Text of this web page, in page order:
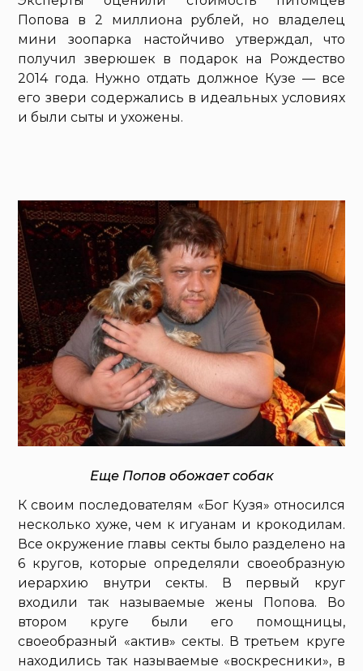
Попова в 2 миллиона рублей, но владелец
мини зоопарка настойчиво утверждал, что
получил зверюшек в подарок на Рождество
2014 года. Нужно отдать должное Кузе — все
его звери содержались в идеальных условиях
и были сыты и ухожены.
Еще Попов обожает собак
К своим последователям «Бог Кузя» относился
несколько хуже, чем к игуанам и крокодилам.
Все окружение главы секты было разделено на
6 кругов, которые определяли своеобразную
иерархию внутри секты. В первый круг
входили так называемые жены Попова. Во
втором круге были его помощницы,
своеобразный «актив» секты. В третьем круге
находились так называемые «воскресники», в